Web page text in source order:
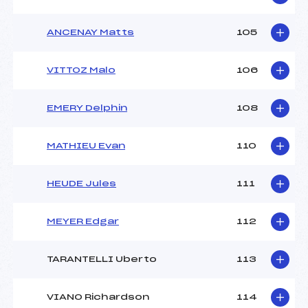
ANCENAY Matts 105
VITTOZ Malo 106
EMERY Delphin 108
MATHIEU Evan 110
HEUDE Jules 111
MEYER Edgar 112
TARANTELLI Uberto 113
VIANO Richardson 114